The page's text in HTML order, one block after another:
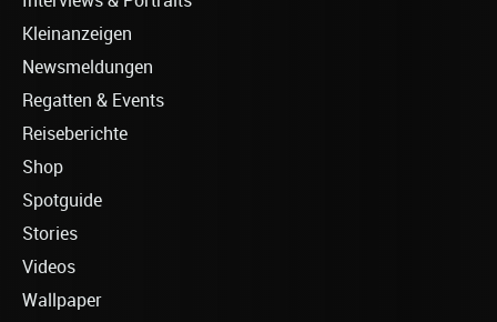
Kleinanzeigen
Newsmeldungen
Regatten & Events
Reiseberichte
Shop
Spotguide
Stories
Videos
Wallpaper